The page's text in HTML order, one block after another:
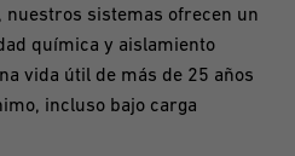
sistemas ofrecen un
química y aislamiento
vida útil de más de 25 años
incluso bajo carga